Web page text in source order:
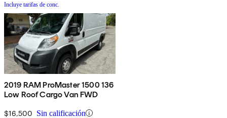
Incluye tarifas de conc.
2019 RAM ProMaster 1500 136
Low Roof Cargo Van FWD
$16,500 Sin calificación